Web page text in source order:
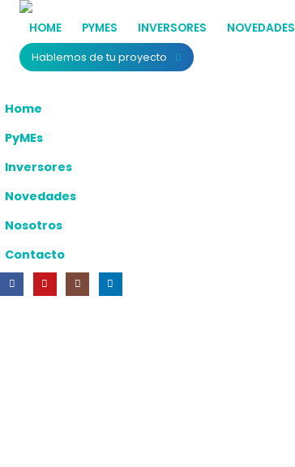
HOME PYMES INVERSORES NOVEDADES
Hablemos de tu proyecto
Home
PyMEs
Inversores
Novedades
Nosotros
Contacto